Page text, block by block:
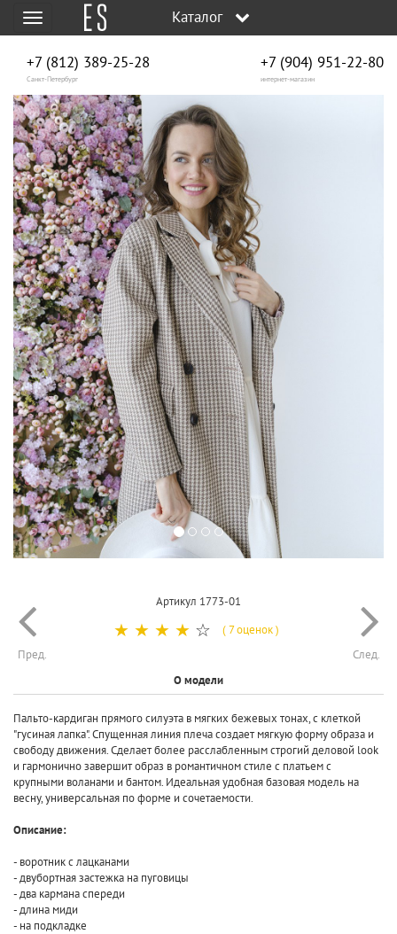
Меню Каталог
+7 (812) 389-25-28
Санкт-Петербург
+7 (904) 951‑22‑80
интернет-магазин
Пред.
Артикул 1773-01
След.
☆
☆
☆
☆
☆ ( 7 оценок )
О модели
Пальто-кардиган прямого силуэта в мягких бежевых тонах, с клеткой
"гусиная лапка". Спущенная линия плеча создает мягкую форму образа и
свободу движения. Сделает более расслабленным строгий деловой look
и гармонично завершит образ в романтичном стиле с платьем с
крупными воланами и бантом. Идеальная удобная базовая модель на
весну, универсальная по форме и сочетаемости.
Описание:
- воротник с лацканами
- двубортная застежка на пуговицы
- два кармана спереди
- длина миди
- на подкладке